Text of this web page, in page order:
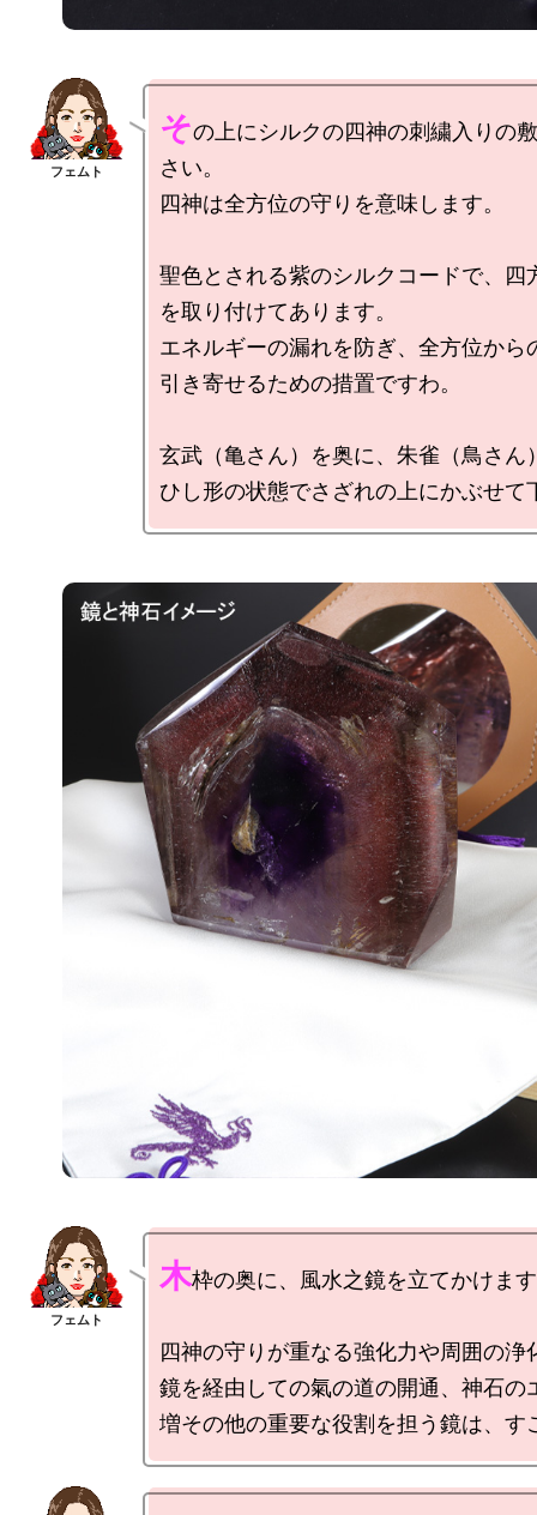
その上にシルクの四神の刺繍入りの
さい。
四神は全方位の守りを意味します。
聖色とされる紫のシルクコードで、四
を取り付けてあります。
エネルギーの漏れを防ぎ、全方位から
引き寄せるための措置ですわ。
玄武（亀さん）を奥に、朱雀（鳥さん
木枠の奥に、風水之鏡を立てかけま
四神の守りが重なる強化力や周囲の浄
鏡を経由しての氣の道の開通、神石の